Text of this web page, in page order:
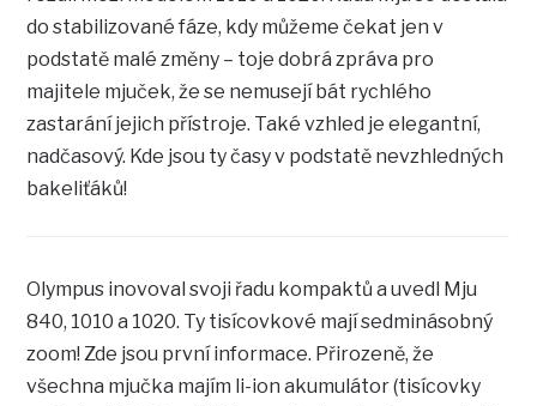
do stabilizované fáze, kdy můžeme čekat jen v
podstatě malé změny – toje dobrá zpráva pro
majitele mjuček, že se nemusejí bát rychlého
zastarání jejich přístroje. Také vzhled je elegantní,
nadčasový. Kde jsou ty časy v podstatě nevzhledných
bakeliťáků!
Olympus inovoval svoji řadu kompaktů a uvedl Mju
840, 1010 a 1020. Ty tisícovkové mají sedminásobný
zoom! Zde jsou první informace. Přirozeně, že
všechna mjučka majím li-ion akumulátor (tisícovky